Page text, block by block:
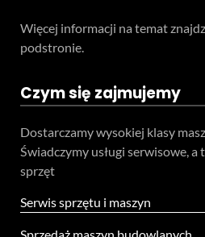
Więcej informacji na temat
podstronie.
Czym się zajmujemy
Dostarczamy wysokiej klasy
Świadczymy usługi serwisowe, a
sprzęt
Serwis sprzętu i maszyn